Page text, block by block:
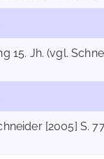
15. Jh. (vgl.
[2005] S.